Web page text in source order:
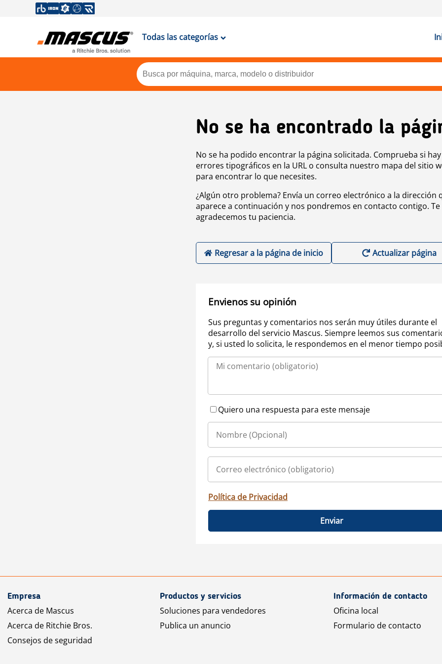
Todas las categorías
No se ha encontrado la
No se ha podido encontrar la página solicitada. Comprueba si hay
errores tipográficos en la URL o consulta nuestro mapa del sitio
para encontrar lo que necesites.
¿Algún otro problema? Envía un correo electrónico a la dirección
aparece a continuación y nos pondremos en contacto contigo. Te
agradecemos tu paciencia.
Regresar a la página de inicio Actualizar página
Envienos su opinión
Sus preguntas y comentarios nos serán muy útiles durante el
desarrollo del servicio Mascus. Siempre leemos sus
y, si usted lo solicita, le respondemos en el menor tiempo
Quiero una respuesta para este mensaje
Política de Privacidad
Enviar
Empresa
Acerca de Mascus
Acerca de Ritchie Bros.
Consejos de seguridad
Productos y servicios
Soluciones para vendedores
Publica un anuncio
Información de contacto
Oficina local
Formulario de contacto